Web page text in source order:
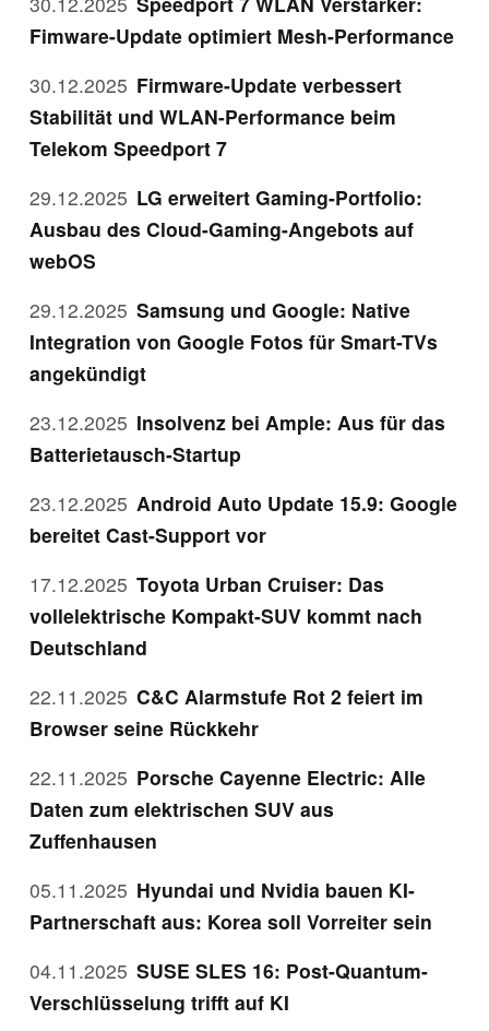
Fimware-Update optimiert Mesh-Performance
30.12.2025 Firmware-Update verbessert
Stabilität und WLAN-Performance beim
Telekom Speedport 7
29.12.2025 LG erweitert Gaming-Portfolio:
Ausbau des Cloud-Gaming-Angebots auf
webOS
29.12.2025 Samsung und Google: Native
Integration von Google Fotos für Smart-TVs
angekündigt
23.12.2025 Insolvenz bei Ample: Aus für das
Batterietausch-Startup
23.12.2025 Android Auto Update 15.9: Google
bereitet Cast-Support vor
17.12.2025 Toyota Urban Cruiser: Das
vollelektrische Kompakt-SUV kommt nach
Deutschland
22.11.2025 C&C Alarmstufe Rot 2 feiert im
Browser seine Rückkehr
22.11.2025 Porsche Cayenne Electric: Alle
Daten zum elektrischen SUV aus
Zuffenhausen
05.11.2025 Hyundai und Nvidia bauen KI-
Partnerschaft aus: Korea soll Vorreiter sein
04.11.2025 SUSE SLES 16: Post-Quantum-
Verschlüsselung trifft auf KI